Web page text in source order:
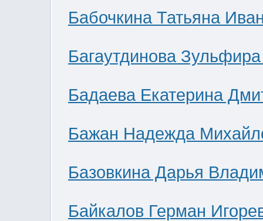
Бабочкина Татьяна
Багаутдинова
Бадаева Екатерина
Бажан Надежда
Базовкина Дарья
Байкалов Герман